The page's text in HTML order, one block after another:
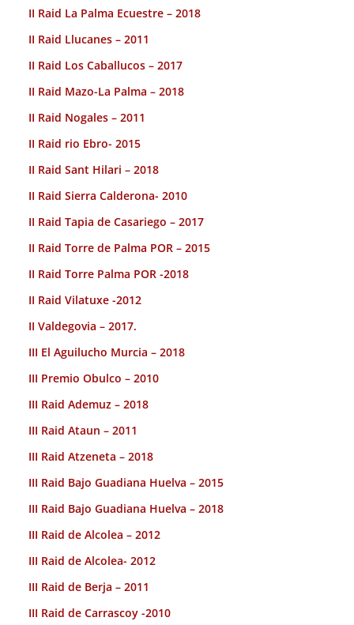
II Raid La Palma Ecuestre – 2018
II Raid Llucanes – 2011
II Raid Los Caballucos – 2017
II Raid Mazo-La Palma – 2018
II Raid Nogales – 2011
II Raid rio Ebro- 2015
II Raid Sant Hilari – 2018
II Raid Sierra Calderona- 2010
II Raid Tapia de Casariego – 2017
II Raid Torre de Palma POR – 2015
II Raid Torre Palma POR -2018
II Raid Vilatuxe -2012
II Valdegovia – 2017.
III El Aguilucho Murcia – 2018
III Premio Obulco – 2010
III Raid Ademuz – 2018
III Raid Ataun – 2011
III Raid Atzeneta – 2018
III Raid Bajo Guadiana Huelva – 2015
III Raid Bajo Guadiana Huelva – 2018
III Raid de Alcolea – 2012
III Raid de Alcolea- 2012
III Raid de Berja – 2011
III Raid de Carrascoy -2010